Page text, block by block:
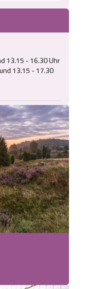
13.15 - 16.30 Uhr
13.15 - 17.30